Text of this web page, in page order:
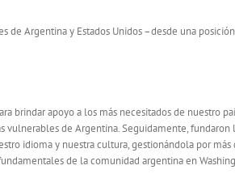
de Argentina y Estados Unidos –desde una
brindar apoyo a los más necesitados de nuestro
vulnerables de Argentina. Seguidamente, fundaron
idioma y nuestra cultura, gestionándola por más
de la comunidad argentina en